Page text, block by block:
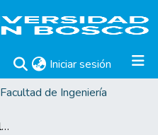
Iniciar sesión (current)
Facultad de Ingeniería
Implementación y desarrollo de un sistema para el apoyo de la Clínica de Emergencia de la Cruz Roja Salvadoreña, Sede Central